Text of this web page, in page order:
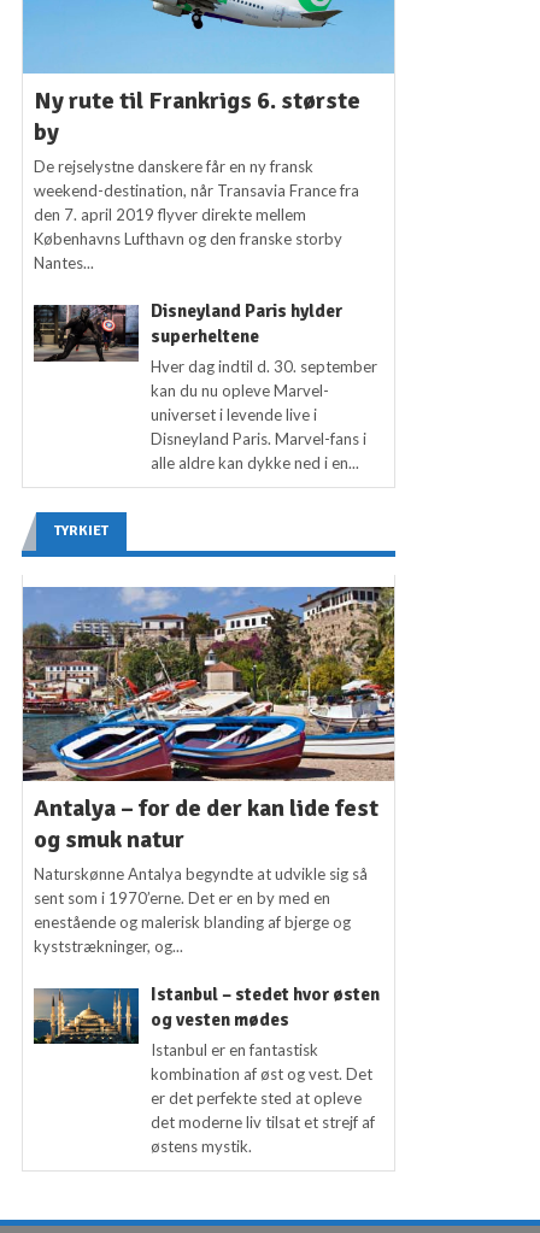
Ny rute til Frankrigs 6. største
by
De rejselystne danskere får en ny fransk
weekend-destination, når Transavia France fra
den 7. april 2019 flyver direkte mellem
Københavns Lufthavn og den franske storby
Nantes...
Disneyland Paris hylder
superheltene
Hver dag indtil d. 30. september
kan du nu opleve Marvel-
universet i levende live i
Disneyland Paris. Marvel-fans i
alle aldre kan dykke ned i en...
TYRKIET
Antalya – for de der kan lide fest
og smuk natur
Naturskønne Antalya begyndte at udvikle sig så
sent som i 1970’erne. Det er en by med en
enestående og malerisk blanding af bjerge og
kyststrækninger, og...
Istanbul – stedet hvor østen
og vesten mødes
Istanbul er en fantastisk
kombination af øst og vest. Det
er det perfekte sted at opleve
det moderne liv tilsat et strejf af
østens mystik.